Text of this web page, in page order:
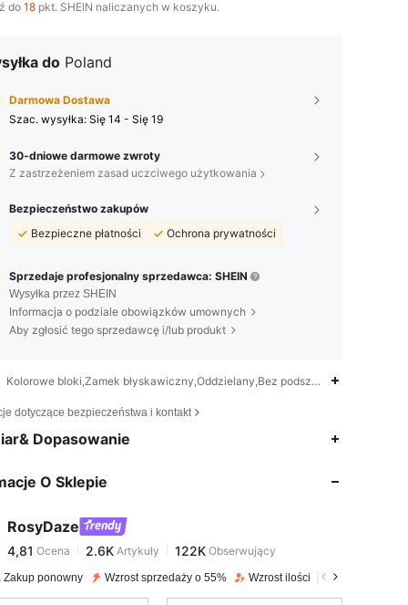
do 18 pkt. SHEIN naliczanych w koszyku.
do Poland
Darmowa Dostawa
Szac. wysyłka: Się 14 - Się 19
30-dniowe darmowe zwroty
Z zastrzeżeniem zasad uczciwego użytkowania
Bezpieczeństwo zakupów
Bezpieczne płatności
Ochrona prywatności
Sprzedaje profesjonalny sprzedawca: SHEIN
Wysyłka przez SHEIN
Informacja o podziale obowiązków umownych
Aby zgłosić tego sprzedawcę i/lub produkt
Kolorowe bloki,Zamek błyskawiczny,Oddzielany,Bez podszewki
dotyczące bezpieczeństwa i kontakt
Dopasowanie
O Sklepie
RosyDaze
4,81 2.6K
4,81Ocena 2.6KArtykuły
4***8 zapłacono1 dzień temu
Zakup ponowny Wzrost sprzedaży o 55% Wzrost ilości obserwujących o